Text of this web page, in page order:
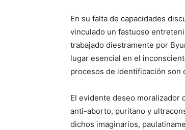
En su falta de capacidades
vinculado un fastuoso
trabajado diestramente por
lugar esencial en el
procesos de identificación son
El evidente deseo moralizador
anti-aborto, puritano y
dichos imaginarios,